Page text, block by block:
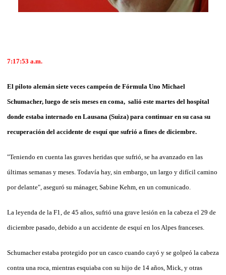
7:17:53 a.m.
El piloto alemán siete veces campeón de Fórmula Uno Michael
Schumacher, luego de seis meses en coma, salió este martes del hospital
donde estaba internado en Lausana (Suiza) para continuar en su casa su
recuperación del accidente de esquí que sufrió a fines de diciembre.
"Teniendo en cuenta las graves heridas que sufrió, se ha avanzado en las
últimas semanas y meses. Todavía hay, sin embargo, un largo y difícil camino
por delante", aseguró su mánager, Sabine Kehm, en un comunicado.
La leyenda de la F1, de 45 años, sufrió una grave lesión en la cabeza el 29 de
diciembre pasado, debido a un accidente de esquí en los Alpes franceses.
Schumacher estaba protegido por un casco cuando cayó y se golpeó la cabeza
contra una roca, mientras esquiaba con su hijo de 14 años, Mick, y otras